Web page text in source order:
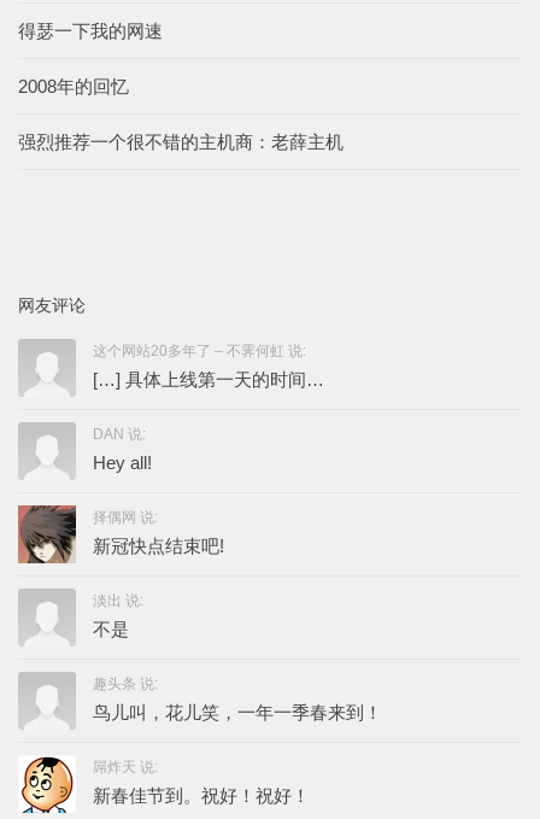
得瑟一下我的网速
2008年的回忆
强烈推荐一个很不错的主机商：老薛主机
网友评论
这个网站20多年了 – 不霁何虹 说:
[…] 具体上线第一天的时间…
DAN 说:
Hey all!
择偶网 说:
新冠快点结束吧!
淡出 说:
不是
趣头条 说:
鸟儿叫，花儿笑，一年一季春来到！
屌炸天 说:
新春佳节到。祝好！祝好！